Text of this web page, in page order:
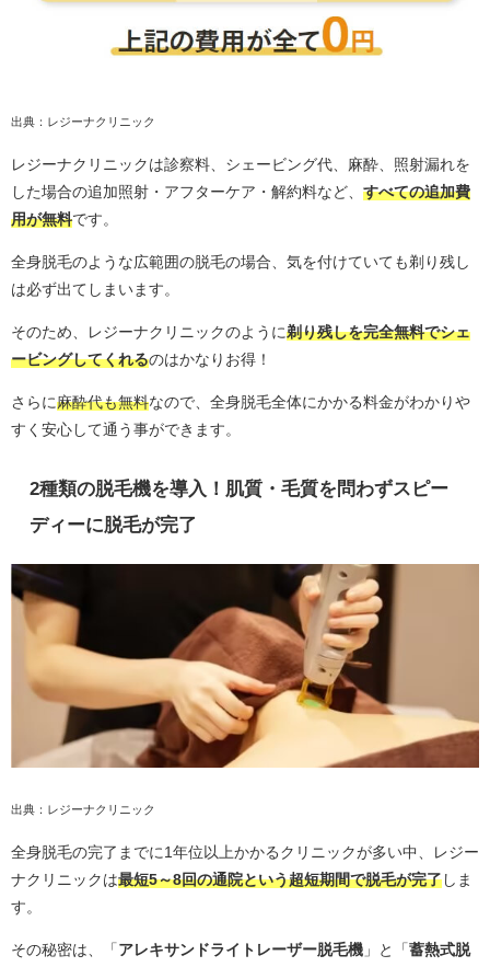
出典：レジーナクリニック
レジーナクリニックは診察料、シェービング代、麻酔、照射漏れを
した場合の追加照射・アフターケア・解約料など、 すべての追加費
用が無料です。
全身脱毛のような広範囲の脱毛の場合、気を付けていても剃り残し
は必ず出てしまいます。
そのため、レジーナクリニックのように剃り残しを完全無料でシェ
ービングしてくれるのはかなりお得！
さらに麻酔代も無料なので、全身脱毛全体にかかる料金がわかりや
すく安心して通う事ができます。
2種類の脱毛機を導入！肌質・毛質を問わずスピー
ディーに脱毛が完了
出典：レジーナクリニック
全身脱毛の完了までに1年位以上かかるクリニックが多い中、レジー
ナクリニックは最短5～8回の通院という超短期間で脱毛が完了しま
す。
その秘密は、「アレキサンドライトレーザー脱毛機 」と「蓄熱式脱